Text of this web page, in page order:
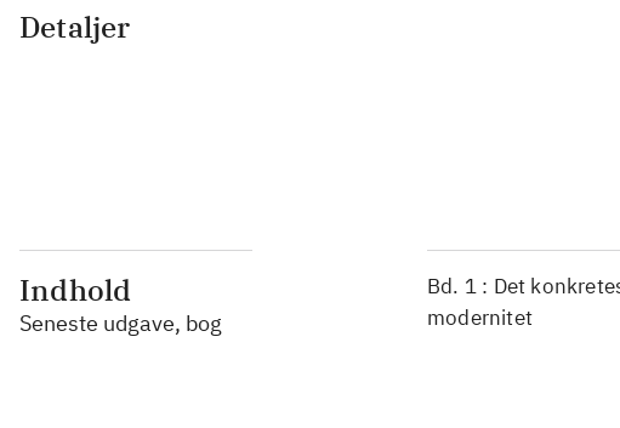
Detaljer
Indhold
Seneste udgave, bog
Bd. 1 : Det
modernitet